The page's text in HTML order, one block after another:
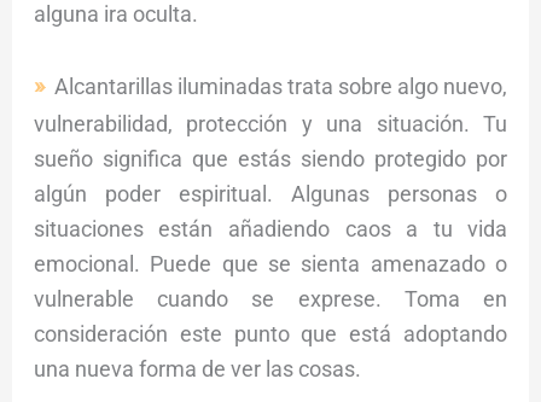
alguna ira oculta.
Alcantarillas iluminadas trata sobre algo nuevo,
vulnerabilidad, protección y una situación. Tu
sueño significa que estás siendo protegido por
algún poder espiritual. Algunas personas o
situaciones están añadiendo caos a tu vida
emocional. Puede que se sienta amenazado o
vulnerable cuando se exprese. Toma en
consideración este punto que está adoptando
una nueva forma de ver las cosas.